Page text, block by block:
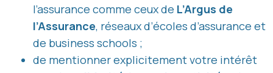
l’assurance comme ceux de L’Argus de
l’Assurance, réseaux d’écoles d’assurance et
de business schools ;
de mentionner explicitement votre intérêt